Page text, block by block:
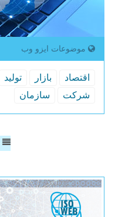
موضوعات ایزو وب
اقتصاد بازار تولید
شركت
سازمان